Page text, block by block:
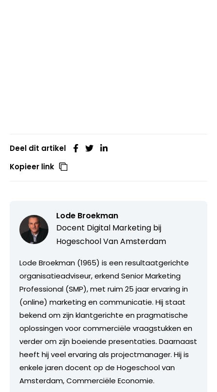
Deel dit artikel
Kopieer link
Lode Broekman
Docent Digital Marketing bij
Hogeschool Van Amsterdam
Lode Broekman (1965) is een resultaatgerichte
organisatieadviseur, erkend Senior Marketing
Professional (SMP), met ruim 25 jaar ervaring in
(online) marketing en communicatie. Hij staat
bekend om zijn klantgerichte en pragmatische
oplossingen voor commerciële vraagstukken en
verder om zijn boeiende presentaties. Daarnaast
heeft hij veel ervaring als projectmanager. Hij is
enkele jaren docent op de Hogeschool van
Amsterdam, Commerciële Economie.